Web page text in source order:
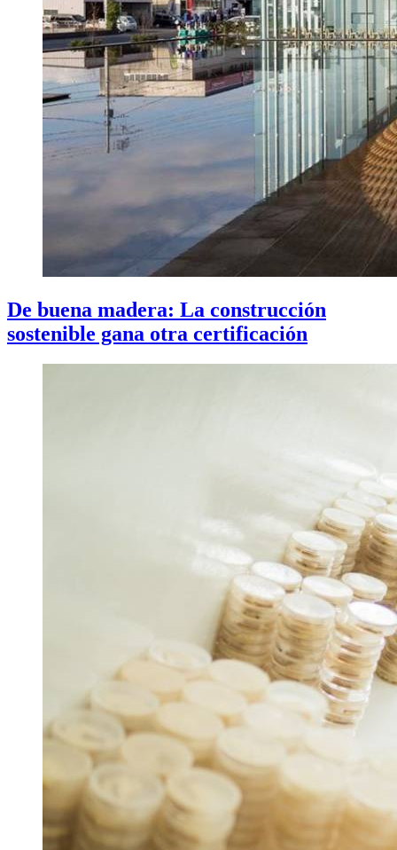
De buena madera: La construcción
sostenible gana otra certificación